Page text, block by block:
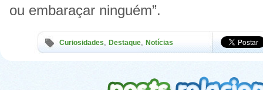
ou embaraçar ninguém”.
Curiosidades, Destaque, Notícias